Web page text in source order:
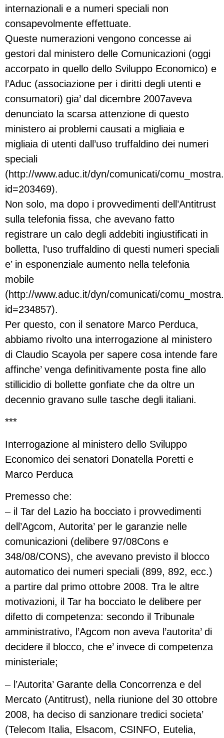
internazionali e a numeri speciali non
consapevolmente effettuate.
Queste numerazioni vengono concesse ai
gestori dal ministero delle Comunicazioni (oggi
accorpato in quello dello Sviluppo Economico) e
l’Aduc (associazione per i diritti degli utenti e
consumatori) gia’ dal dicembre 2007aveva
denunciato la scarsa attenzione di questo
ministero ai problemi causati a migliaia e
migliaia di utenti dall’uso truffaldino dei numeri
speciali
(http://www.aduc.it/dyn/comunicati/
id=203469).
Non solo, ma dopo i provvedimenti dell’Antitrust
sulla telefonia fissa, che avevano fatto
registrare un calo degli addebiti ingiustificati in
bolletta, l’uso truffaldino di questi numeri speciali
e’ in esponenziale aumento nella telefonia
mobile
(http://www.aduc.it/dyn/comunicati/
id=234857).
Per questo, con il senatore Marco Perduca,
abbiamo rivolto una interrogazione al ministero
di Claudio Scayola per sapere cosa intende fare
affinche’ venga definitivamente posta fine allo
stillicidio di bollette gonfiate che da oltre un
decennio gravano sulle tasche degli italiani.
***
Interrogazione al ministero dello Sviluppo
Economico dei senatori Donatella Poretti e
Marco Perduca
Premesso che:
– il Tar del Lazio ha bocciato i provvedimenti
dell’Agcom, Autorita’ per le garanzie nelle
comunicazioni (delibere 97/08Cons e
348/08/CONS), che avevano previsto il blocco
automatico dei numeri speciali (899, 892, ecc.)
a partire dal primo ottobre 2008. Tra le altre
motivazioni, il Tar ha bocciato le delibere per
difetto di competenza: secondo il Tribunale
amministrativo, l’Agcom non aveva l’autorita’ di
decidere il blocco, che e’ invece di competenza
ministeriale;
– l’Autorita’ Garante della Concorrenza e del
Mercato (Antitrust), nella riunione del 30 ottobre
2008, ha deciso di sanzionare tredici societa’
(Telecom Italia, Elsacom, CSINFO, Eutelia,